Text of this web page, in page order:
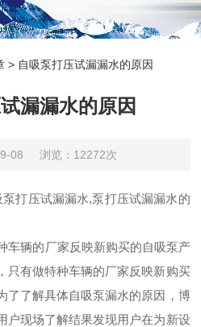
> 自吸泵打压试漏漏水的原因
漏漏水的原因
08 浏览：12272次
打压试漏漏水,泵打压试漏漏水的
车辆的厂家反映新购买的自吸泵产
只有做特种车辆的厂家反映新购买
了了解具体自吸泵漏水的原因，博
户现场了解结果发现用户在为新设